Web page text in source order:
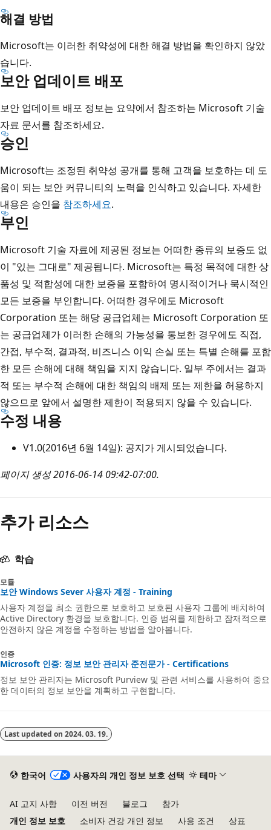
해결 방법
Microsoft는 이러한 취약성에 대한 해결 방법을 확인하지 않았
습니다.
보안 업데이트 배포
보안 업데이트 배포 정보는 요약에서 참조하는 Microsoft 기술
자료 문서를 참조하세요.
승인
Microsoft는 조정된 취약성 공개를 통해 고객을 보호하는 데 도
움이 되는 보안 커뮤니티의 노력을 인식하고 있습니다. 자세한
내용은 승인을 참조하세요.
부인
Microsoft 기술 자료에 제공된 정보는 어떠한 종류의 보증도 없
이 "있는 그대로" 제공됩니다. Microsoft는 특정 목적에 대한 상
품성 및 적합성에 대한 보증을 포함하여 명시적이거나 묵시적인
모든 보증을 부인합니다. 어떠한 경우에도 Microsoft
Corporation 또는 해당 공급업체는 Microsoft Corporation 또
는 공급업체가 이러한 손해의 가능성을 통보한 경우에도 직접,
간접, 부수적, 결과적, 비즈니스 이익 손실 또는 특별 손해를 포함
한 모든 손해에 대해 책임을 지지 않습니다. 일부 주에서는 결과
적 또는 부수적 손해에 대한 책임의 배제 또는 제한을 허용하지
않으므로 앞에서 설명한 제한이 적용되지 않을 수 있습니다.
수정 내용
V1.0(2016년 6월 14일): 공지가 게시되었습니다.
페이지 생성 2016-06-14 09:42-07:00.
추가 리소스
학습
모듈
보안 Windows Sever 사용자 계정 - Training
사용자 계정을 최소 권한으로 보호하고 보호된 사용자 그룹에 배치하여
Active Directory 환경을 보호합니다. 인증 범위를 제한하고 잠재적으로
안전하지 않은 계정을 수정하는 방법을 알아봅니다.
인증
Microsoft 인증: 정보 보안 관리자 준전문가 - Certifications
정보 보안 관리자는 Microsoft Purview 및 관련 서비스를 사용하여 중요
한 데이터의 정보 보안을 계획하고 구현합니다.
Last updated on 2024. 03. 19.
한국어 사용자의 개인 정보 보호 선택 테마
AI 고지 사항 이전 버전 블로그
참가
개인 정보 보호
소비자 건강 개인 정보 사용 조건 상표